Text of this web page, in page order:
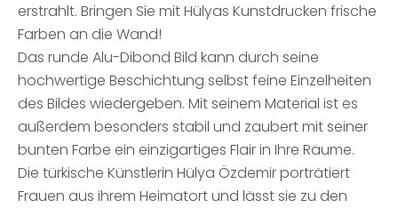
erstrahlt. Bringen Sie mit Hülyas Kunstdrucken frische
Farben an die Wand!
Das runde Alu-Dibond Bild kann durch seine
hochwertige Beschichtung selbst feine Einzelheiten
des Bildes wiedergeben. Mit seinem Material ist es
außerdem besonders stabil und zaubert mit seiner
bunten Farbe ein einzigartiges Flair in Ihre Räume.
Die türkische Künstlerin Hülya Özdemir porträtiert
Frauen aus ihrem Heimatort und lässt sie zu den